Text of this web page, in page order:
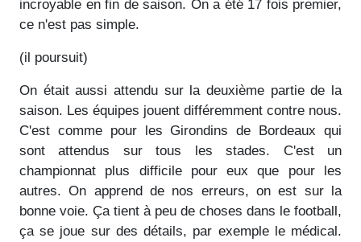
incroyable en fin de saison. On a été 17 fois premier,
ce n'est pas simple.
(il poursuit)
On était aussi attendu sur la deuxième partie de la
saison. Les équipes jouent différemment contre nous.
C'est comme pour les Girondins de Bordeaux qui
sont attendus sur tous les stades. C'est un
championnat plus difficile pour eux que pour les
autres. On apprend de nos erreurs, on est sur la
bonne voie. Ça tient à peu de choses dans le football,
ça se joue sur des détails, par exemple le médical.